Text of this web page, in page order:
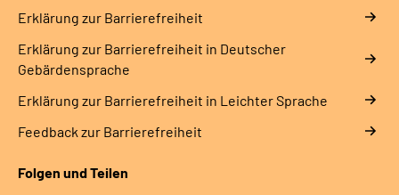
Erklärung zur Barrierefreiheit
Erklärung zur Barrierefreiheit in Deutscher
Gebärdensprache
Erklärung zur Barrierefreiheit in Leichter Sprache
Feedback zur Barrierefreiheit
Folgen und Teilen